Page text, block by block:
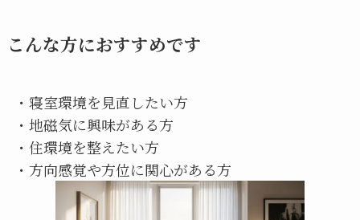
こんな方におすすめです
・寝室環境を見直したい方
・地磁気に興味がある方
・住環境を整えたい方
・方向感覚や方位に関心がある方